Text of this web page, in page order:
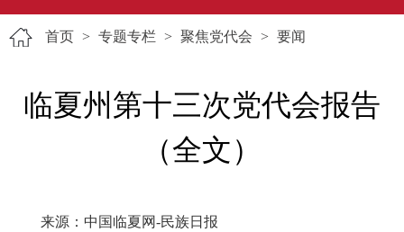
首页 > 专题专栏 > 聚焦党代会 > 要闻
临夏州第十三次党代会报告
（全文）
来源：中国临夏网-民族日报